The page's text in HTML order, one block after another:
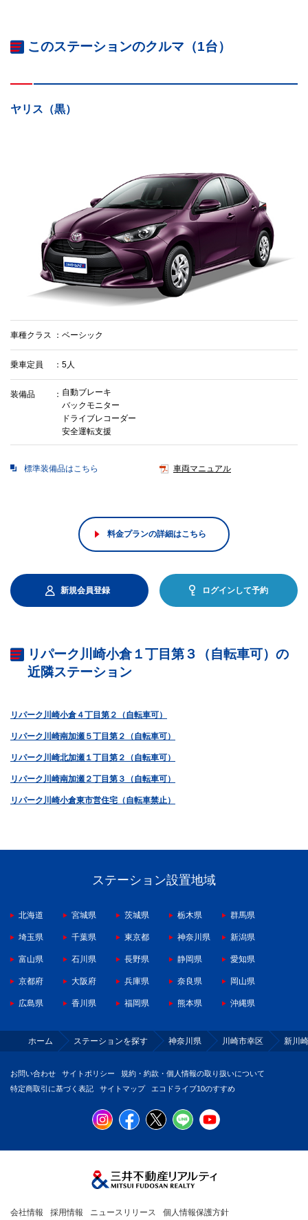
このステーションのクルマ（1台）
ヤリス（黒）
車種クラス ベーシック
乗車定員 5人
装備品
自動ブレーキ
バックモニター
ドライブレコーダー
安全運転支援
標準装備品はこちら 車両マニュアル
料金プランの詳細はこちら
新規会員登録 ログインして予約
リパーク川崎小倉１丁目第３（自転車可）の
近隣ステーション
リパーク川崎小倉４丁目第２（自転車可）
リパーク川崎南加瀬５丁目第２（自転車可）
リパーク川崎北加瀬１丁目第２（自転車可）
リパーク川崎南加瀬２丁目第３（自転車可）
リパーク川崎小倉東市営住宅（自転車禁止）
ステーション設置地域
北海道 宮城県 茨城県 栃木県 群馬県
埼玉県 千葉県 東京都 神奈川県 新潟県
富山県 石川県 長野県 静岡県 愛知県
京都府 大阪府 兵庫県 奈良県 岡山県
広島県 香川県 福岡県 熊本県 沖縄県
ホーム ステーションを探す 神奈川県 川崎市幸区 新川
お問い合わせ サイトポリシー
規約・約款・個人情報の取り扱いについて
特定商取引に基づく表記
サイトマップ エコドライブ10のすすめ
会社情報 採用情報 ニュースリリース 個人情報保護方針